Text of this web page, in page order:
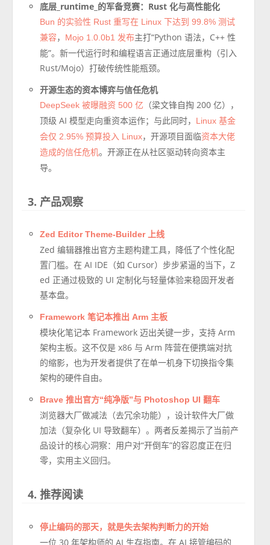
底层_runtime_的军备竞赛：Rust 化与高性能化
Bun 的实验性 Rust 重写在 Linux 下达到 99.8% 测试
兼容， Mojo 1.0.0b1 发布主打“Python 语法，C++ 性
能”。新一代运行时和编程语言正通过底层重构（引入
Rust/Mojo）打破传统性能瓶颈。
开源生态的资本博弈与信任危机
DeepSeek 被曝融资 500 亿
（梁文锋自掏 200 亿），
顶级 AI 模型走向重资本运作；与此同时，
Linux 基金
会仅 2.95% 预算投入 Linux，开源项目面临资本大佬
造成的信任危机。开源正在从社区驱动转向资本主
导。
3. 产品观察
Zed Editor Theme-Builder 上线
Zed 编辑器推出官方主题构建工具，降低了个性化配
置门槛。在 AI IDE（如 Cursor）步步紧逼的当下，Z
ed 正通过极致的 UI 定制化与轻量体验来稳固开发者
基本盘。
Framework 笔记本推出 Arm 主板
模块化笔记本 Framework 迈出关键一步，支持 Arm
架构主板。这不仅是 x86 与 Arm 阵营在便携端对抗
的缩影，也为开发者提供了在单一机身下切换指令集
架构的硬件自由。
Brave 推出官方“纯净版”与 Photoshop UI 翻车
浏览器大厂做减法（去冗余功能），设计软件大厂做
加法（复杂化 UI 导致翻车）。两者反差揭示了当前产
品设计的核心洞察：用户对“开倒车”的容忍度正在归
零，实用主义回归。
4. 推荐阅读
停止编码的那天，就是失去架构判断力的开始
一位 30 年架构师的 AI 生存指南。在 AI 接管编码的